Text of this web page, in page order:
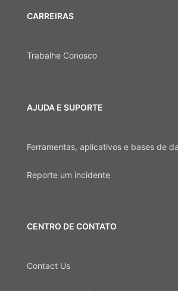
CARREIRAS
Trabalhe Conosco
AJUDA E SUPORTE
Ferramentas, aplicativos e bases de
Reporte um incidente
CENTRO DE CONTATO
Contact Us